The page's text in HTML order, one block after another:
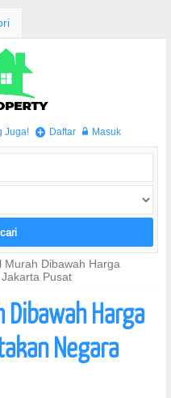
Juga! + Daftar w Masuk
Murah Dibawah Harga
Pusat
Dibawah Harga
Negara